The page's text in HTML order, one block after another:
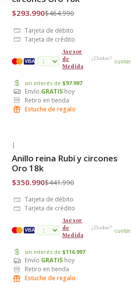
$293.990$464.990
Tarjeta de débito
Tarjeta de crédito
VISA
Asesor
de
Medida
¿Dudas? cuotas
sin interés de $97.997
Envío GRATIS hoy
Retiro en tienda
Estuche de regalo
Envío Gratis
|
Anillo reina Rubí y circones
Oro 18k
$350.990$441.990
Tarjeta de débito
Tarjeta de crédito
VISA
Asesor
de
Medida
¿Dudas? cuotas
sin interés de $116.997
Envío GRATIS hoy
Retiro en tienda
Estuche de regalo